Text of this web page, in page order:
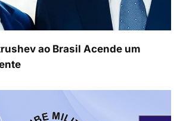
ao Brasil Acende um